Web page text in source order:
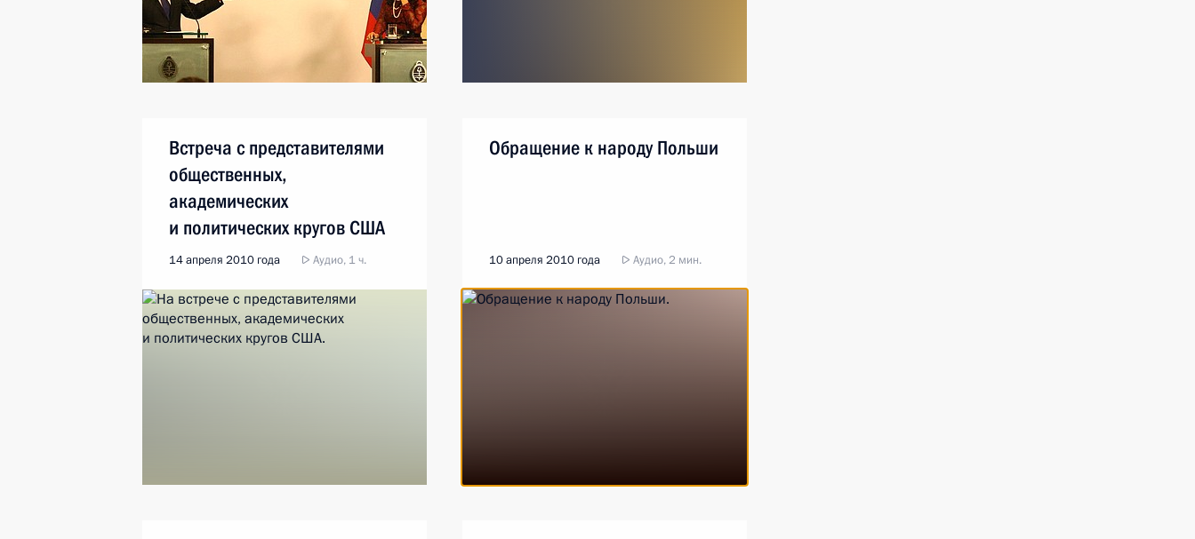
Встреча с представителями
общественных,
академических
и политических кругов США
14 апреля 2010 года Аудио, 1 ч.
Обращение к народу Польши
10 апреля 2010 года Аудио, 2 мин.